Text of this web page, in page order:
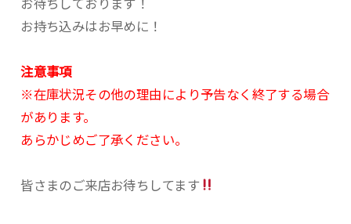
お待ちしております！
お持ち込みはお早めに！
注意事項
※在庫状況その他の理由により予告なく終了する場合
があります。
あらかじめご了承ください。
皆さまのご来店お待ちしてます